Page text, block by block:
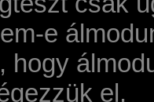
e
hogy
el.